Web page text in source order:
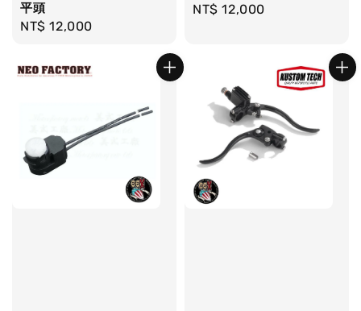
平頭
Regular
NT$ 12,000
Regular
NT$ 12,000